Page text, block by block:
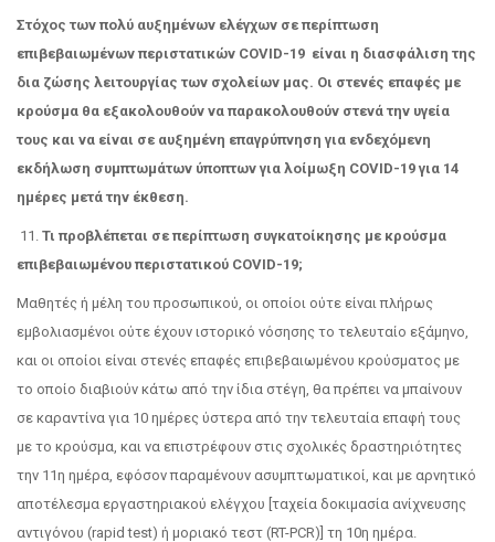
Στόχος των πολύ αυξημένων ελέγχων σε περίπτωση
επιβεβαιωμένων περιστατικών COVID-19 είναι η διασφάλιση της
δια ζώσης λειτουργίας των σχολείων μας. Οι στενές επαφές με
κρούσμα θα εξακολουθούν να παρακολουθούν στενά την υγεία
τους και να είναι σε αυξημένη επαγρύπνηση για ενδεχόμενη
εκδήλωση συμπτωμάτων ύποπτων για λοίμωξη COVID-19 για 14
ημέρες μετά την έκθεση.
11. Τι προβλέπεται σε περίπτωση συγκατοίκησης με κρούσμα
επιβεβαιωμένου περιστατικού COVID-19;
Μαθητές ή μέλη του προσωπικού, οι οποίοι ούτε είναι πλήρως
εμβολιασμένοι ούτε έχουν ιστορικό νόσησης το τελευταίο εξάμηνο,
και οι οποίοι είναι στενές επαφές επιβεβαιωμένου κρούσματος με
το οποίο διαβιούν κάτω από την ίδια στέγη, θα πρέπει να μπαίνουν
σε καραντίνα για 10 ημέρες ύστερα από την τελευταία επαφή τους
με το κρούσμα, και να επιστρέφουν στις σχολικές δραστηριότητες
την 11η ημέρα, εφόσον παραμένουν ασυμπτωματικοί, και με αρνητικό
αποτέλεσμα εργαστηριακού ελέγχου [ταχεία δοκιμασία ανίχνευσης
αντιγόνου (rapid test) ή μοριακό τεστ (RT-PCR)] τη 10η ημέρα.